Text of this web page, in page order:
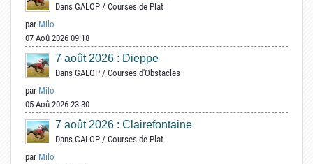
Dans GALOP / Courses de Plat
par Milo
07 Aoû 2026 09:18
7 août 2026 : Dieppe
Dans GALOP / Courses d'Obstacles
par Milo
05 Aoû 2026 23:30
7 août 2026 : Clairefontaine
Dans GALOP / Courses de Plat
par Milo